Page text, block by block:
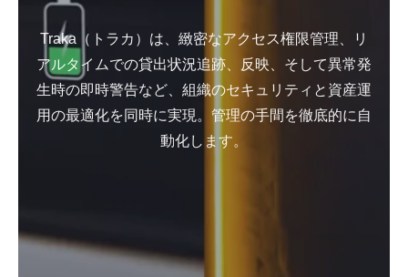
Traka（トラカ）は、緻密なアクセス権限管理、リ
アルタイムでの貸出状況追跡、反映、そして異常発
生時の即時警告など、組織のセキュリティと資産運
用の最適化を同時に実現。管理の手間を徹底的に自
動化します。